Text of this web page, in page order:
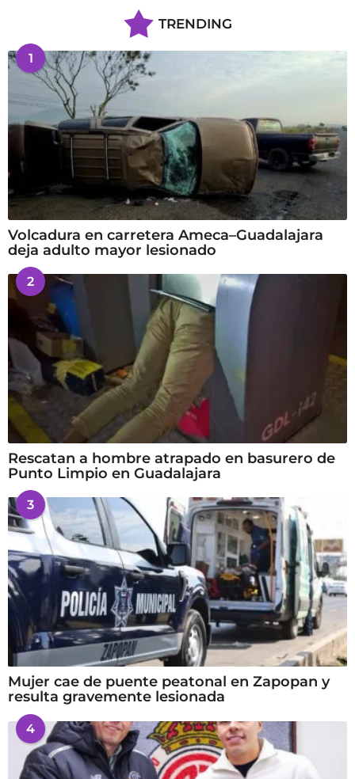
TRENDING
1
Volcadura en carretera Ameca–Guadalajara
deja adulto mayor lesionado
2
Rescatan a hombre atrapado en basurero de
Punto Limpio en Guadalajara
3
Mujer cae de puente peatonal en Zapopan y
resulta gravemente lesionada
4